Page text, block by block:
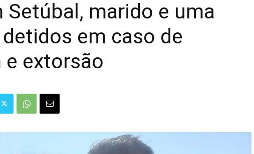
Setúbal, marido e uma
em caso de
extorsão